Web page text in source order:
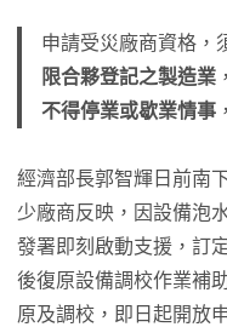
申請受災廠商資格，
限合夥登記之製造業
不得停業或歇業情事
經濟部長郭智輝日前南
少廠商反映，因設備泡
發署即刻啟動支援，訂
後復原設備調校作業補
原及調校，即日起開放